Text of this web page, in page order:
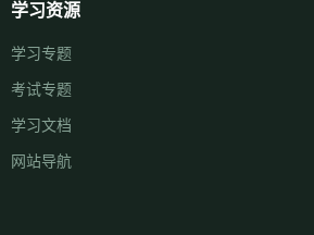
学习资源
学习专题
考试专题
学习文档
网站导航